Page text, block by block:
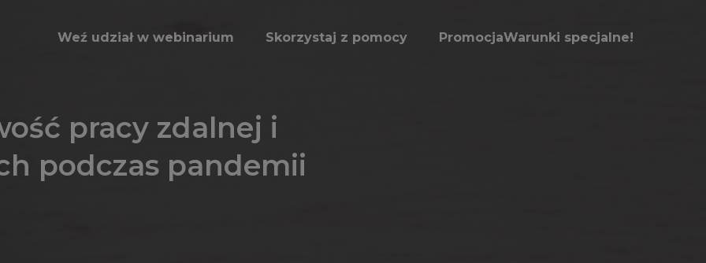
Weź udział w webinarium Skorzystaj z pomocy PromocjaWarunki specjalne!
pracy zdalnej i
podczas pandemii